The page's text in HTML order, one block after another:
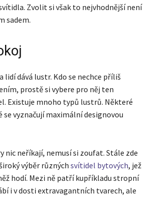
Zvolit si však to nejvhodnější není
sadem.
lidí dává lustr. Kdo se nechce příliš
prostě si vybere pro něj ten
Existuje mnoho typů lustrů. Některé
se vyznačují maximální designovou
nic neříkají, nemusí si zoufat. Stále zde
výběr různých svítidel bytových, jež
hodí. Mezi ně patří kupříkladu stropní
i v dosti extravagantních tvarech, ale